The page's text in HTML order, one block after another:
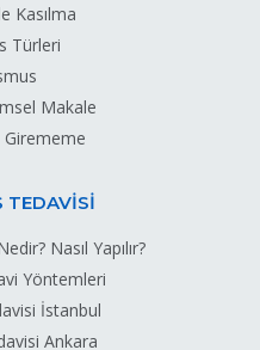
Kasılma
Türleri
Makale
Girememe
TEDAVİSİ
Nasıl Yapılır?
Yöntemleri
İstanbul
Ankara